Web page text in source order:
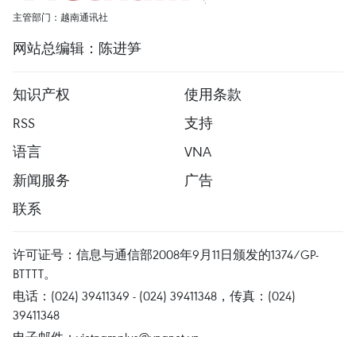
主管部门：越南通讯社
网站总编辑：陈进笋
知识产权
使用条款
RSS
支持
语言
VNA
新闻服务
广告
联系
许可证号：信息与通信部2008年9月11日颁发的1374/GP-
BTTTT。
电话：(024) 39411349 - (024) 39411348，传真：(024)
39411348